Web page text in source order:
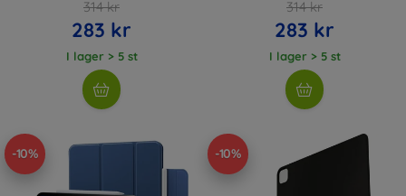
314 kr
283 kr
I lager > 5 st
314 kr
283 kr
I lager > 5 st
-10% -10%